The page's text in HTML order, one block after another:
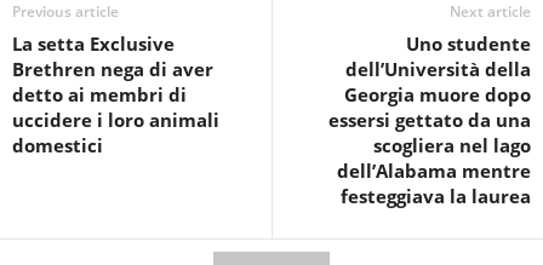
Previous article
La setta Exclusive
Brethren nega di aver
detto ai membri di
uccidere i loro animali
domestici
Next article
Uno studente
dell’Università della
Georgia muore dopo
essersi gettato da una
scogliera nel lago
dell’Alabama mentre
festeggiava la laurea